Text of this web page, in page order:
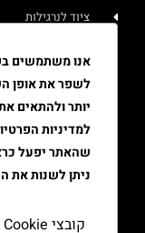
ציוד לנרגילות
טבק
ציוד למעשן
יצירת קשר
לשפר את אופן
יותר ולהתאים
למדיניות
שהאתר יפעל
ניתן לשנות את